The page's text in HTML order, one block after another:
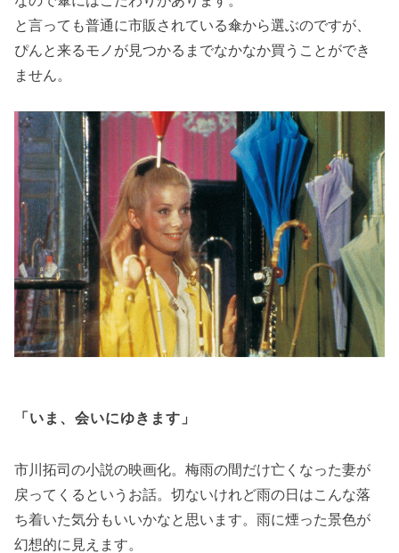
と言っても普通に市販されている傘から選ぶのですが、
ぴんと来るモノが見つかるまでなかなか買うことができ
ません。
「いま、会いにゆきます」
市川拓司の小説の映画化。梅雨の間だけ亡くなった妻が
戻ってくるというお話。切ないけれど雨の日はこんな落
ち着いた気分もいいかなと思います。雨に煙った景色が
幻想的に見えます。